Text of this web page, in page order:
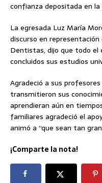
confianza depositada en
La egresada Luz María
discurso en representación
Dentistas, dijo que todo el
concluidos sus estudios
Agradeció a sus
transmitieron sus
aprendieran aún en
familiares agradeció el
animó a “que sean tan
¡Comparte la nota!